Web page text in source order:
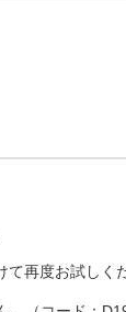
再度お試しく